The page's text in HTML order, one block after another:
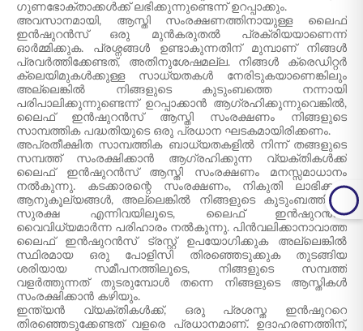
ഗുണഭോക്താക്കൾക്ക് ലഭിക്കുന്നുണ്ടെന്ന് ഉറപ്പാക്കും.
അവസാനമായി, ആസ്തി സംരക്ഷണത്തിനായുള്ള ലൈഫ്
ഇൻഷുറൻസ് ഒരു മുൻകരുതൽ പ്രക്രിയയാണെന്ന്
ഓർമ്മിക്കുക. പ്രശ്നങ്ങൾ ഉണ്ടാകുന്നതിന് മുമ്പാണ് നിങ്ങൾ
പ്രവർത്തിക്കേണ്ടത്, അതിനുശേഷമല്ല. നിങ്ങൾ ക്രെഡിറ്റർ
ക്ലെയിമുകൾക്കുള്ള സാധ്യതകൾ നേരിടുകയാണെങ്കിലും
അല്ലെങ്കിൽ നിങ്ങളുടെ കുടുംബത്തെ നന്നായി
പരിപാലിക്കുന്നുണ്ടെന്ന് ഉറപ്പാക്കാൻ ആഗ്രഹിക്കുന്നുവെങ്കിൽ,
ലൈഫ് ഇൻഷുറൻസ് ആസ്തി സംരക്ഷണം നിങ്ങളുടെ
സാമ്പത്തിക പദ്ധതിയുടെ ഒരു പ്രധാന ഘടകമായിരിക്കണം.
അപ്രതീക്ഷിത സാമ്പത്തിക ബാധ്യതകളിൽ നിന്ന് തങ്ങളുടെ
സമ്പത്ത് സംരക്ഷിക്കാൻ ആഗ്രഹിക്കുന്ന വ്യക്തികൾക്ക്
ലൈഫ് ഇൻഷുറൻസ് ആസ്തി സംരക്ഷണം മനസ്സമാധാനം
നൽകുന്നു. കടക്കാരന്റെ സംരക്ഷണം, നികുതി ലാഭിക്കൽ
ആനുകൂല്യങ്ങൾ, അല്ലെങ്കിൽ നിങ്ങളുടെ കുടുംബത്തിന്റെ
സുരക്ഷ എന്നിവയിലൂടെ, ലൈഫ് ഇൻഷുറൻസ്
വൈവിധ്യമാർന്ന പരിഹാരം നൽകുന്നു. പിൻവലിക്കാനാവാത്ത
ലൈഫ് ഇൻഷുറൻസ് ട്രസ്റ്റ് ഉപയോഗിക്കുക അല്ലെങ്കിൽ
സ്ഥിരമായ ഒരു പോളിസി തിരഞ്ഞെടുക്കുക തുടങ്ങിയ
ശരിയായ സമീപനത്തിലൂടെ, നിങ്ങളുടെ സമ്പത്ത്
വളർത്തുന്നത് തുടരുമ്പോൾ തന്നെ നിങ്ങളുടെ ആസ്തികൾ
സംരക്ഷിക്കാൻ കഴിയും.
ഇന്ത്യൻ വ്യക്തികൾക്ക്, ഒരു പ്രശസ്ത ഇൻഷുററെ
തിരഞ്ഞെടുക്കേണ്ടത് വളരെ പ്രധാനമാണ്. ഉദാഹരണത്തിന്,